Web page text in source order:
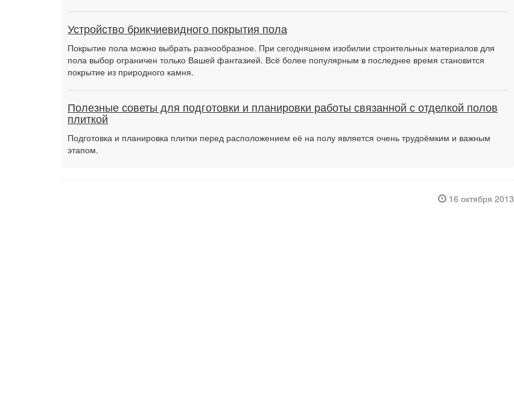
Устройство брикчиевидного покрытия пола
Покрытие пола можно выбрать разнообразное. При сегодняшнем изобилии строительных материалов для
пола выбор ограничен только Вашей фантазией. Всё более популярным в последнее время становится
покрытие из природного камня.
Полезные советы для подготовки и планировки работы связанной с отделкой полов
плиткой
Подготовка и планировка плитки перед расположением её на полу является очень трудоёмким и важным
этапом.
16 октября 2013